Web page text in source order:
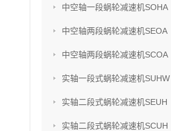
中空轴一段蜗轮减速机SOHA
中空轴两段蜗轮减速机SEOA
中空轴两段蜗轮减速机SCOA
实轴一段式蜗轮减速机SUHW
实轴二段式蜗轮减速机SEUH
实轴二段式蜗轮减速机SCUH